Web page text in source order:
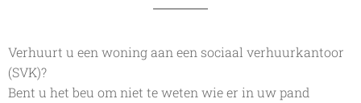
Verhuurt u een woning aan een sociaal verhuurkantoor
(SVK)?
Bent u het beu om niet te weten wie er in uw pand